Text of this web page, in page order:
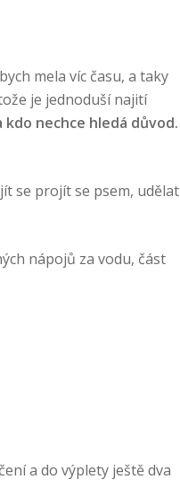
mela víc času, a taky
je jednoduší najití
kdo nechce hledá důvod.
se projít se psem, udělat
nápojů za vodu, část
a do výplety ještě dva